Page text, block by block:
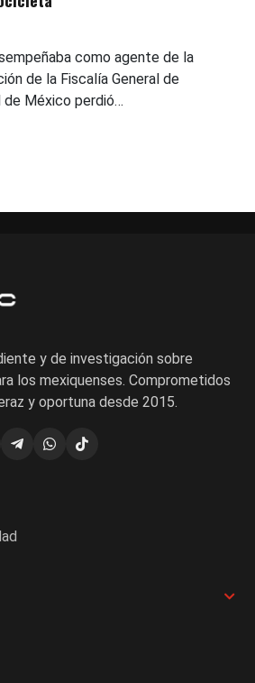
como agente de la
de la Fiscalía General de
de México perdió…
y de investigación sobre
los mexiquenses. Comprometidos
y oportuna desde 2015.